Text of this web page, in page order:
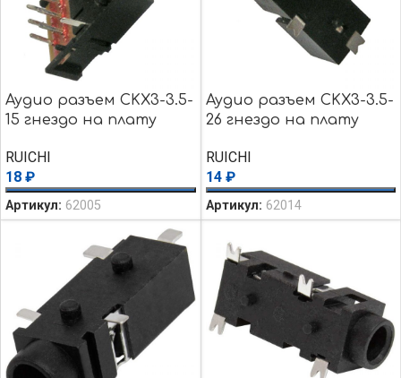
Аудио разъем CKX3-3.5-
15 гнездо на плату
RUICHI
18 ₽
Артикул: 62005
Аудио разъем CKX3-3.5-
26 гнездо на плату
RUICHI
14 ₽
Артикул: 62014